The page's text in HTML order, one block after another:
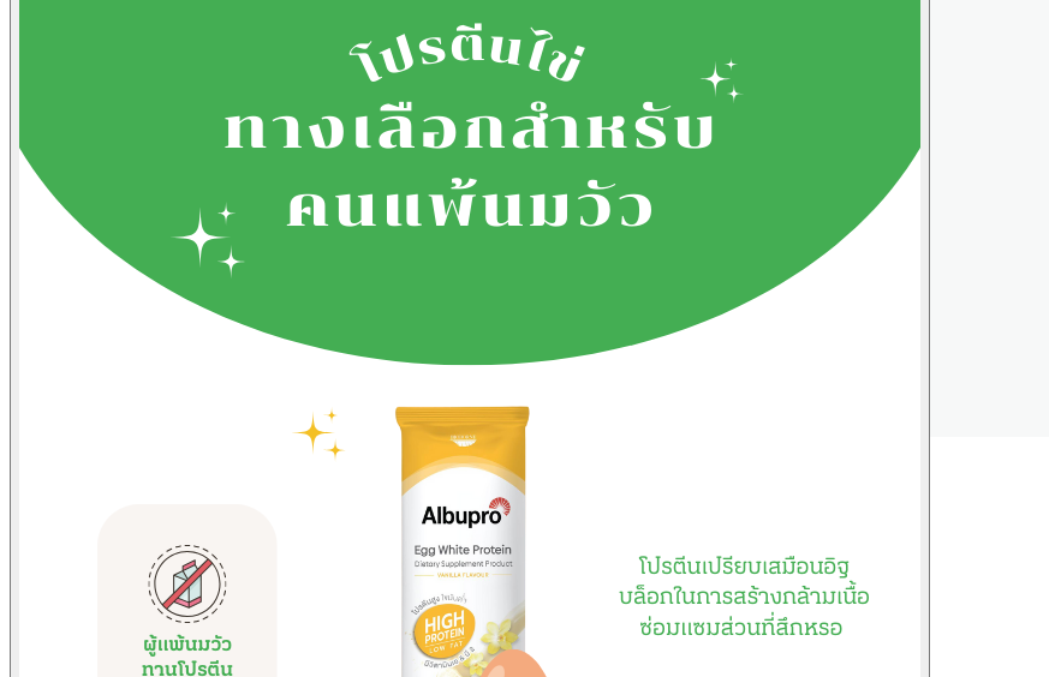
Dietary supplements
Albupro
บทความ
ข่าวสารและกิจกรรม